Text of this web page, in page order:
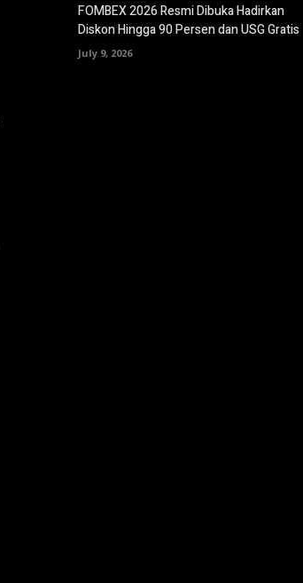
FOMBEX 2026 Resmi Dibuka Hadirkan
Diskon Hingga 90 Persen dan USG Gratis
July 9, 2026